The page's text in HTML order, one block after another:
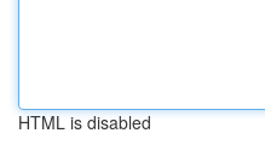
HTML is disabled